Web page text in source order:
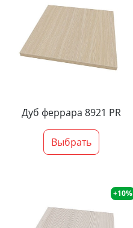
Дуб феррара 8921 PR
Выбрать
+10%